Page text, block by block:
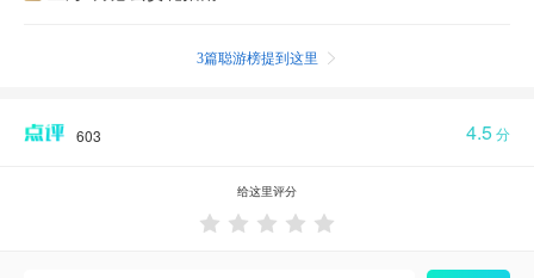
3篇聪游榜提到这里 
603 4.5分
给这里评分
    